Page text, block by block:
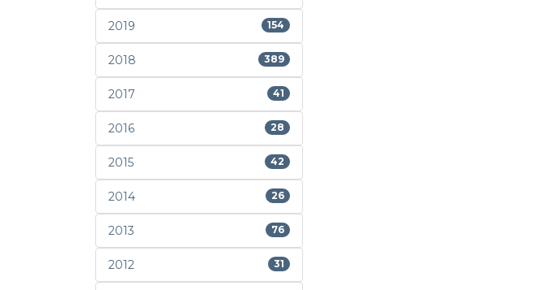
2019 154
2018 389
2017 41
2016 28
2015 42
2014 26
2013 76
2012 31